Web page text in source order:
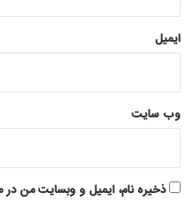
ایمیل
وب‌ سایت
ذخیره نام، ایمیل و وبسایت من در